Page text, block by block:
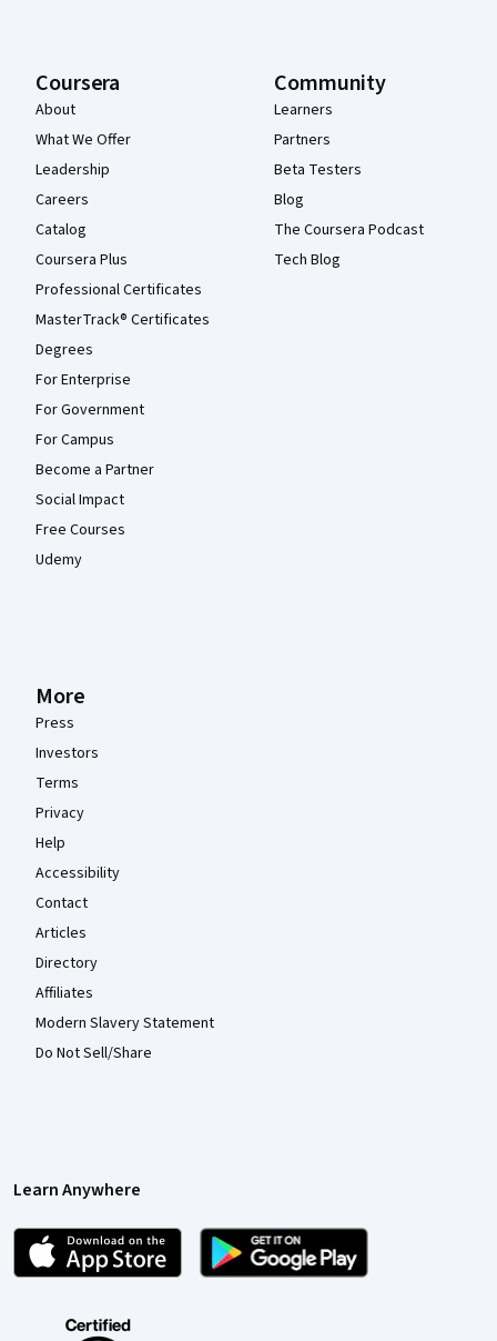
Coursera
About
What We Offer
Leadership
Careers
Catalog
Coursera Plus
Professional Certificates
MasterTrack® Certificates
Degrees
For Enterprise
For Government
For Campus
Become a Partner
Social Impact
Free Courses
Udemy
Community
Learners
Partners
Beta Testers
Blog
The Coursera Podcast
Tech Blog
More
Press
Investors
Terms
Privacy
Help
Accessibility
Contact
Articles
Directory
Affiliates
Modern Slavery Statement
Do Not Sell/Share
Learn Anywhere